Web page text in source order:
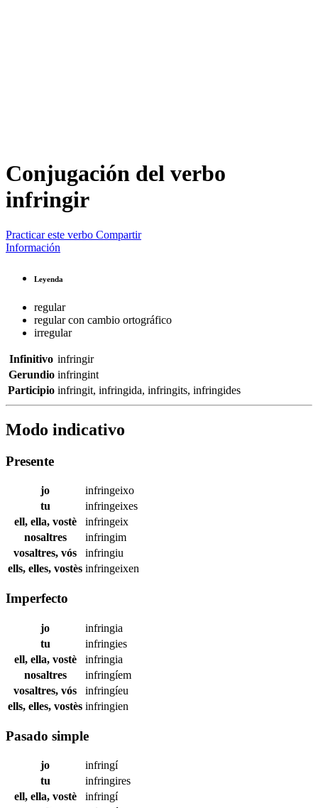
Conjugación del verbo
infringir
Practicar este verbo Compartir
Información
Leyenda
regular
regular con cambio ortográfico
irregular
Infinitivo infringir
Gerundio infringint
Participio infringit, infringida, infringits, infringides
Modo indicativo
Presente
jo
infringeixo
tu
infringeixes
ell, ella, vostè
infringeix
nosaltres
infringim
vosaltres, vós
infringiu
ells, elles, vostès infringeixen
Imperfecto
jo
infringia
tu
infringies
ell, ella, vostè
infringia
nosaltres
infringíem
vosaltres, vós
infringíeu
ells, elles, vostès infringien
Pasado simple
jo
infringí
tu
infringires
ell, ella, vostè
infringí